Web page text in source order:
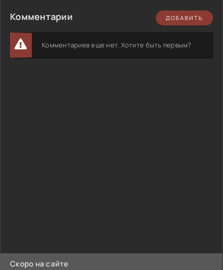
Скоро на сайте
Комментарии ДОБАВИТЬ
Комментариев еще нет. Хотите быть первым?